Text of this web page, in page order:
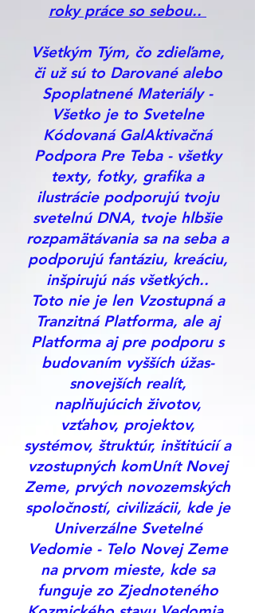
roky práce so sebou..
Všetkým Tým, čo zdieľame,
či už sú to Darované alebo
Spoplatnené Materiály -
Všetko je to Svetelne
Kódovaná GalAktivačná
Podpora Pre Teba - všetky
texty, fotky, grafika a
ilustrácie podporujú tvoju
svetelnú DNA, tvoje hlbšie
rozpamätávania sa na seba a
podporujú fantáziu, kreáciu,
inšpirujú nás všetkých..
Toto nie je len Vzostupná a
Tranzitná Platforma, ale aj
Platforma aj pre podporu s
budovaním vyšších úžas-
snovejších realít,
naplňujúcich životov,
vzťahov, projektov,
systémov, štruktúr, inštitúcií a
vzostupných komUnít Novej
Zeme, prvých novozemských
spoločností, civilizácii, kde je
Univerzálne Svetelné
Vedomie - Telo Novej Zeme
na prvom mieste, kde sa
funguje zo Zjednoteného